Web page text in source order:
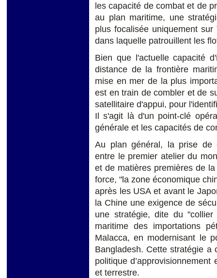
les capacité de combat et de
au plan maritime, une
plus focalisée uniquement
dans laquelle patrouillent les
Bien que l'actuelle capacité
distance de la frontière
mise en mer de la plus
est en train de combler et de
satellitaire d'appui, pour
Il s'agit là d'un point-clé
générale et les capacités de
Au plan général, la prise de
entre le premier atelier du
et de matières premières de
force, "la zone économique
après les USA et avant le
la Chine une exigence de
une stratégie, dite du
maritime des importations
Malacca, en modernisant le
Bangladesh. Cette stratégie a
politique
et terrestre.